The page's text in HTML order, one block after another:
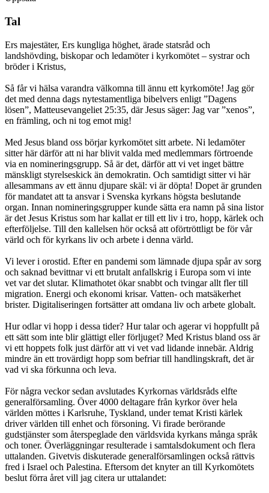
Tal
Ers majestäter, Ers kungliga höghet, ärade statsråd och
landshövding, biskopar och ledamöter i kyrkomötet – systrar och
bröder i Kristus,
Så får vi hälsa varandra välkomna till ännu ett kyrkomöte! Jag gör
det med denna dags nytestamentliga bibelvers enligt ”Dagens
lösen”, Matteusevangeliet 25:35, där Jesus säger: Jag var ”xenos”,
en främling, och ni tog emot mig!
Med Jesus bland oss börjar kyrkomötet sitt arbete. Ni ledamöter
sitter här därför att ni har blivit valda med medlemmars förtroende
via en nomineringsgrupp. Så är det, därför att vi vet inget bättre
mänskligt styrelseskick än demokratin. Och samtidigt sitter vi här
allesammans av ett ännu djupare skäl: vi är döpta! Dopet är grunden
för mandatet att ta ansvar i Svenska kyrkans högsta beslutande
organ. Innan nomineringsgrupper kunde sätta era namn på sina listor
är det Jesus Kristus som har kallat er till ett liv i tro, hopp, kärlek och
efterföljelse. Till den kallelsen hör också att oförtröttligt be för vår
värld och för kyrkans liv och arbete i denna värld.
Vi lever i orostid. Efter en pandemi som lämnade djupa spår av sorg
och saknad bevittnar vi ett brutalt anfallskrig i Europa som vi inte
vet var det slutar. Klimathotet ökar snabbt och tvingar allt fler till
migration. Energi och ekonomi krisar. Vatten- och matsäkerhet
brister. Digitaliseringen fortsätter att omdana liv och arbete globalt.
Hur odlar vi hopp i dessa tider? Hur talar och agerar vi hoppfullt på
ett sätt som inte blir glättigt eller förljuget? Med Kristus bland oss är
vi ett hoppets folk just därför att vi vet vad lidande innebär. Aldrig
mindre än ett trovärdigt hopp som befriar till handlingskraft, det är
vad vi ska förkunna och leva.
För några veckor sedan avslutades Kyrkornas världsråds elfte
generalförsamling. Över 4000 deltagare från kyrkor över hela
världen möttes i Karlsruhe, Tyskland, under temat Kristi kärlek
driver världen till enhet och försoning. Vi firade berörande
gudstjänster som återspeglade den världsvida kyrkans många språk
och toner. Överläggningar resulterade i samtalsdokument och flera
uttalanden. Givetvis diskuterade generalförsamlingen också rättvis
fred i Israel och Palestina. Eftersom det knyter an till Kyrkomötets
beslut förra året vill jag citera ur uttalandet: